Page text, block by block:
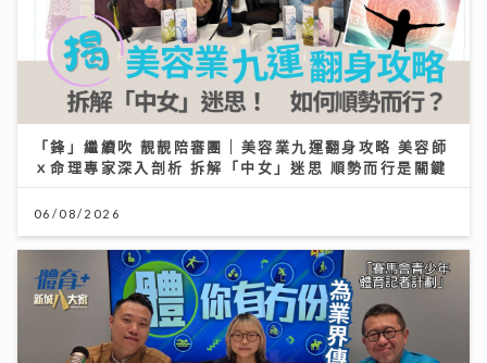
「鋒」繼續吹 靚靚陪審團 | 美容業九運翻身攻略 美容師
ｘ命理專家深入剖析 拆解「中女」迷思 順勢而行是關鍵
06/08/2026